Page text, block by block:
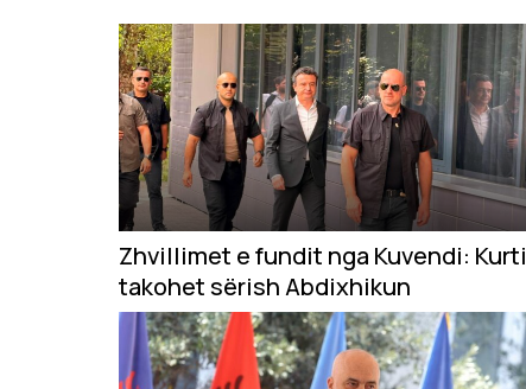
Zhvillimet e fundit nga Kuvendi: Kurti
takohet sërish Abdixhikun